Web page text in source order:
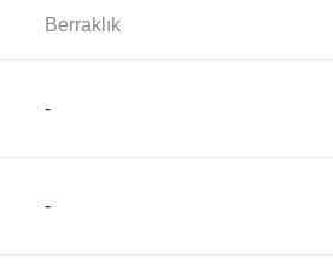
Berraklık
-
-